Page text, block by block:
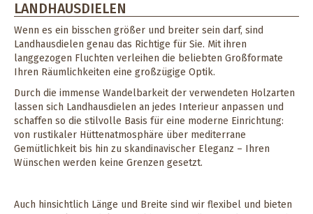
LANDHAUSDIELEN
Wenn es ein bisschen größer und breiter sein darf, sind
Landhausdielen genau das Richtige für Sie. Mit ihren
langgezogen Fluchten verleihen die beliebten Großformate
Ihren Räumlichkeiten eine großzügige Optik.
Durch die immense Wandelbarkeit der verwendeten Holzarten
lassen sich Landhausdielen an jedes Interieur anpassen und
schaffen so die stilvolle Basis für eine moderne Einrichtung:
von rustikaler Hüttenatmosphäre über mediterrane
Gemütlichkeit bis hin zu skandinavischer Eleganz – Ihren
Wünschen werden keine Grenzen gesetzt.
Auch hinsichtlich Länge und Breite sind wir flexibel und bieten